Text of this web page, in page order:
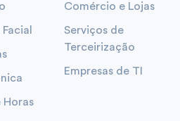
Comércio e Lojas
Serviços de
Terceirização
Empresas de TI